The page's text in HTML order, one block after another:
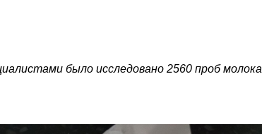
было исследовано 2560 проб молока